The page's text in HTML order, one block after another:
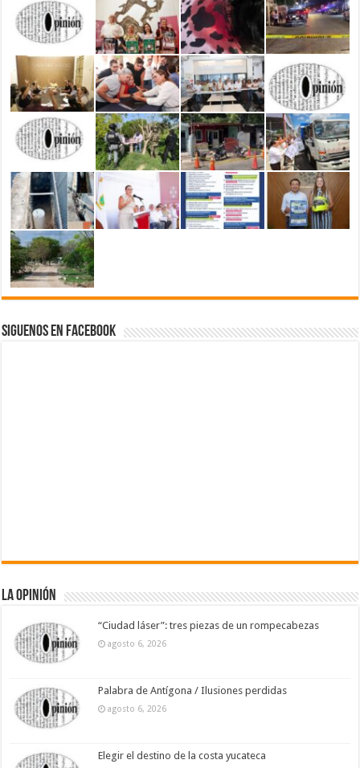
Siguenos en Facebook
La Opinión
“Ciudad láser”: tres piezas de un rompecabezas
agosto 6, 2026
Palabra de Antígona / Ilusiones perdidas
agosto 6, 2026
Elegir el destino de la costa yucateca